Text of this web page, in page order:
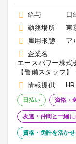
給与
日
勤務場所
東
雇用形態
ア
企業名
エースパワー株式
【警備スタッフ】
情報提供
日払い 資格・
友達・仲間と一緒に
資格・免許を活かせ